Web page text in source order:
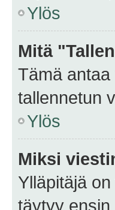
Ylös
Mitä
Tämä
tallennetun
Ylös
Miksi
Ylläpitäjä
täytyy